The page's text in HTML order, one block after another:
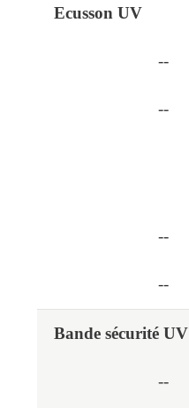
Ecusson UV
--
--
--
--
Bande sécurité UV
--